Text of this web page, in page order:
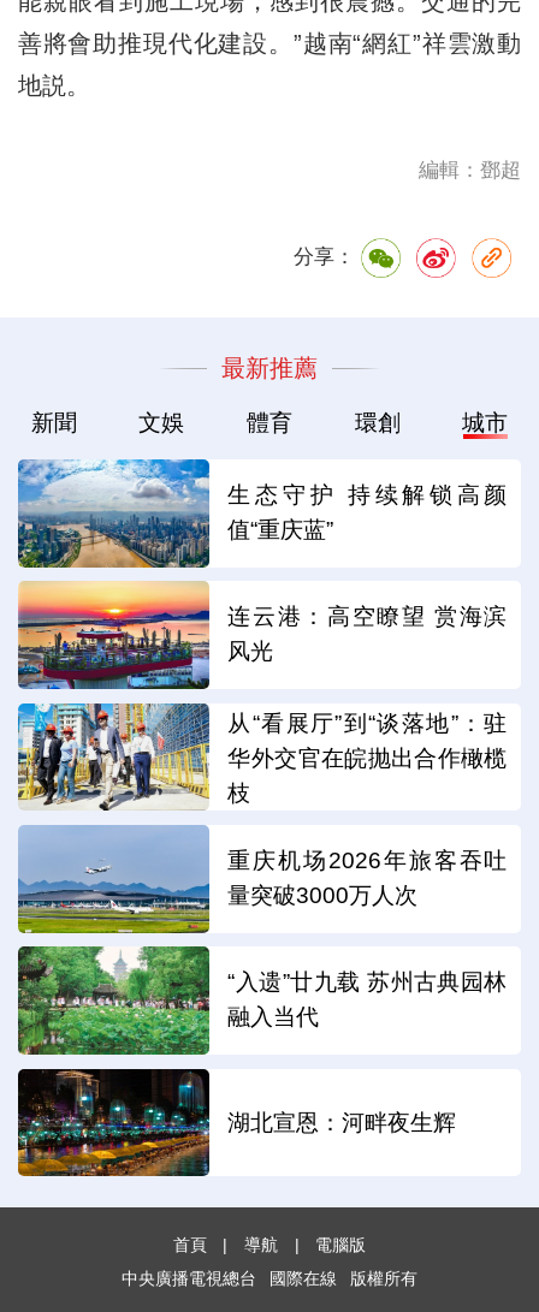
善將會助推現代化建設。”越南“網紅”祥雲激動
地説。
編輯：鄧超
分享：
最新推薦
新聞 文娛 體育 環創 城市
生态守护 持续解锁高颜
值“重庆蓝”
连云港：高空瞭望 赏海滨
风光
从“看展厅”到“谈落地”：驻
华外交官在皖抛出合作橄榄
枝
重庆机场2026年旅客吞吐
量突破3000万人次
“入遗”廿九载 苏州古典园林
融入当代
湖北宣恩：河畔夜生辉
首頁 | 導航 |
電腦版
中央廣播電視總台
國際在線 版權所有